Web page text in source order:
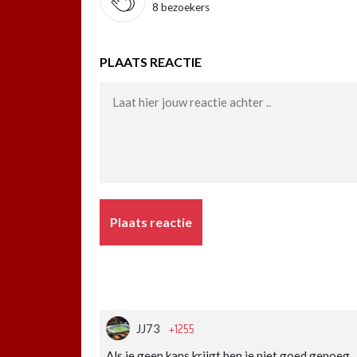
8 bezoekers
PLAATS REACTIE
Plaats reactie
JJ73 +1255